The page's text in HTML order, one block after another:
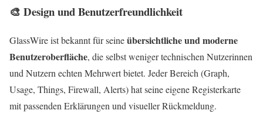
🎨 Design und Benutzerfreundlichkeit
GlassWire ist bekannt für seineübersichtliche und moderne
Benutzeroberfläche, die selbst weniger technischen Nutzerinnen
und Nutzern echten Mehrwert bietet. Jeder Bereich (Graph,
Usage, Things, Firewall, Alerts) hat seine eigene Registerkarte
mit passenden Erklärungen und visueller Rückmeldung.